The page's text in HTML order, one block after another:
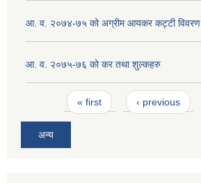
आ. व. २०७४-७५ को अग्रीम आयकर कट्टी विवरण
आ. व. २०७५-७६ को कर तथा शुल्कहरु
Pages« first ‹ previous
अन्य